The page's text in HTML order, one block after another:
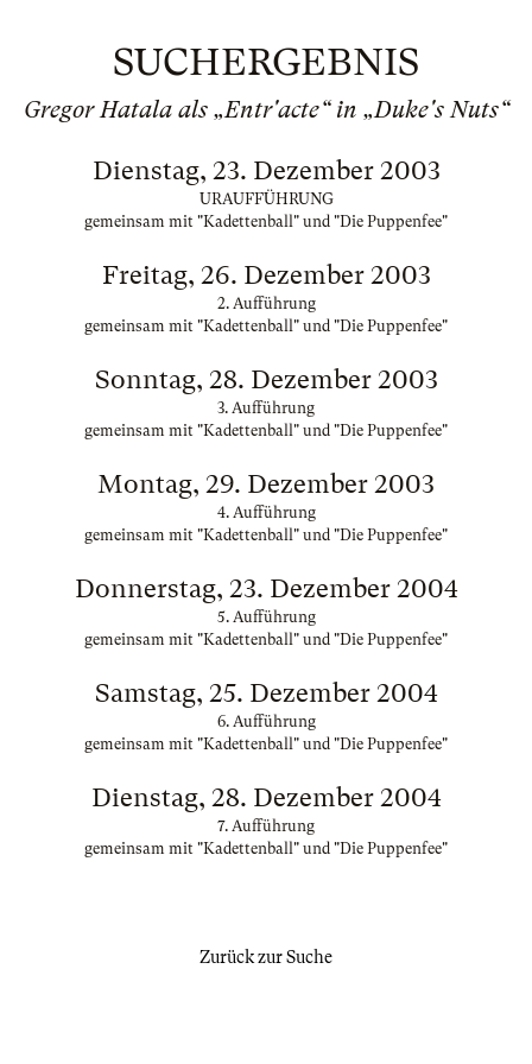
SUCHERGEBNIS
Gregor Hatala als „Entr'acte“ in „Duke's Nuts“
Dienstag, 23. Dezember 2003
URAUFFÜHRUNG
gemeinsam mit "Kadettenball" und "Die Puppenfee"
Freitag, 26. Dezember 2003
2. Aufführung
gemeinsam mit "Kadettenball" und "Die Puppenfee"
Sonntag, 28. Dezember 2003
3. Aufführung
gemeinsam mit "Kadettenball" und "Die Puppenfee"
Montag, 29. Dezember 2003
4. Aufführung
gemeinsam mit "Kadettenball" und "Die Puppenfee"
Donnerstag, 23. Dezember 2004
5. Aufführung
gemeinsam mit "Kadettenball" und "Die Puppenfee"
Samstag, 25. Dezember 2004
6. Aufführung
gemeinsam mit "Kadettenball" und "Die Puppenfee"
Dienstag, 28. Dezember 2004
7. Aufführung
gemeinsam mit "Kadettenball" und "Die Puppenfee"
Zurück zur Suche